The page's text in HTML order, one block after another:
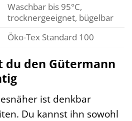
Waschbar bis 95°C,
trocknergeeignet, bügelbar
Öko-Tex Standard 100
du den Gütermann
ist denkbar
Du kannst ihn sowohl